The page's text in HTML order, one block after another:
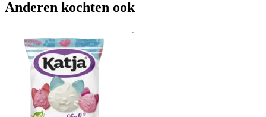
Anderen kochten ook